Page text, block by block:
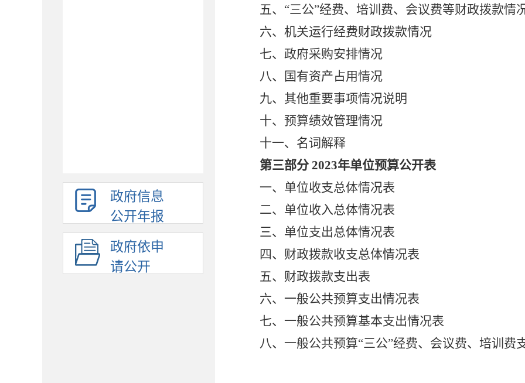
政府信息
公开年报
政府依申
请公开
五、 “三公”经费、培训费、会议费等财政拨款情
六、机关运行经费财政拨款情况
七、政府采购安排情况
八、国有资产占用情况
九、其他重要事项情况说明
十、预算绩效管理情况
十一、名词解释
第三部分 2023年单位预算公开表
一、单位收支总体情况表
二、单位收入总体情况表
三、单位支出总体情况表
四、财政拨款收支总体情况表
五、财政拨款支出表
六、一般公共预算支出情况表
七、一般公共预算基本支出情况表
八、一般公共预算“三公”经费、会议费、培训费